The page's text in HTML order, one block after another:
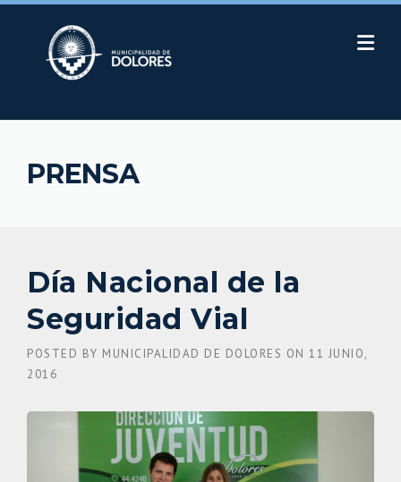
Skip
PRENSA
Día Nacional de la
Seguridad Vial
POSTED BY MUNICIPALIDAD DE DOLORES ON 11 JUNIO,
2016